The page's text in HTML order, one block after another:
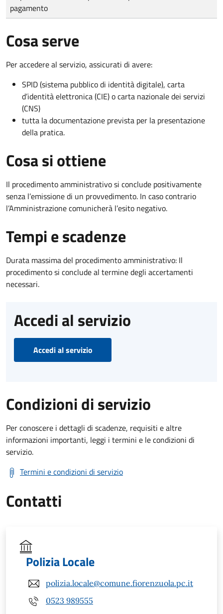
pagamento
Cosa serve
Per accedere al servizio, assicurati di avere:
SPID (sistema pubblico di identità digitale), carta
d’identità elettronica (CIE) o carta nazionale dei servizi
(CNS)
tutta la documentazione prevista per la presentazione
della pratica.
Cosa si ottiene
Il procedimento amministrativo si conclude positivamente
senza l’emissione di un provvedimento. In caso contrario
l’Amministrazione comunicherà l’esito negativo.
Tempi e scadenze
Durata massima del procedimento amministrativo: Il
procedimento si conclude al termine degli accertamenti
necessari.
Accedi al servizio
Accedi al servizio
Condizioni di servizio
Per conoscere i dettagli di scadenze, requisiti e altre
informazioni importanti, leggi i termini e le condizioni di
servizio.
Termini e condizioni di servizio
Contatti
Polizia Locale
polizia.locale@comune.fiorenzuola.pc.it
0523 989555